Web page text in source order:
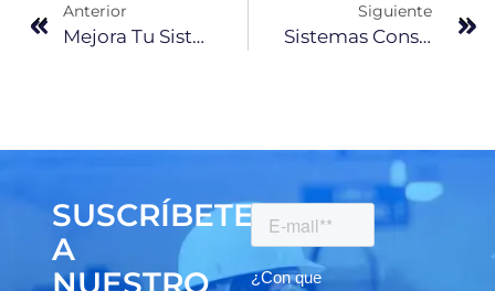
Anterior
Mejora Tu Sistema Constructivo Tradicional Con Poliestireno Expandido (EPS)
Siguiente
Sistemas Constructivos Más Accesibles Y Duraderos
SUSCRÍBETE
A
NUESTRO